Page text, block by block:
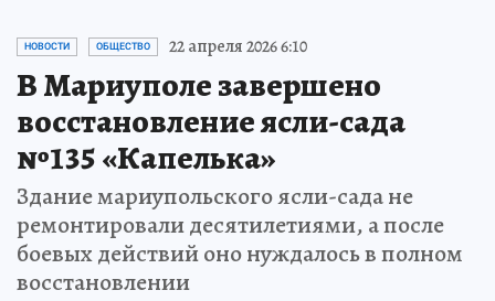
НОВОСТИ ОБЩЕСТВО 22 апреля 2026 6:10
В Мариуполе завершено
восстановление ясли-сада
№135 «Капелька»
Здание мариупольского ясли-сада не
ремонтировали десятилетиями, а после
боевых действий оно нуждалось в полном
восстановлении